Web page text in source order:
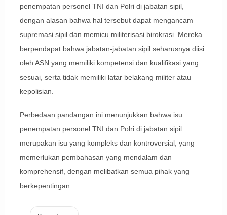
penempatan personel TNI dan Polri di jabatan sipil,
dengan alasan bahwa hal tersebut dapat mengancam
supremasi sipil dan memicu militerisasi birokrasi. Mereka
berpendapat bahwa jabatan-jabatan sipil seharusnya diisi
oleh ASN yang memiliki kompetensi dan kualifikasi yang
sesuai, serta tidak memiliki latar belakang militer atau
kepolisian.
Perbedaan pandangan ini menunjukkan bahwa isu
penempatan personel TNI dan Polri di jabatan sipil
merupakan isu yang kompleks dan kontroversial, yang
memerlukan pembahasan yang mendalam dan
komprehensif, dengan melibatkan semua pihak yang
berkepentingan.